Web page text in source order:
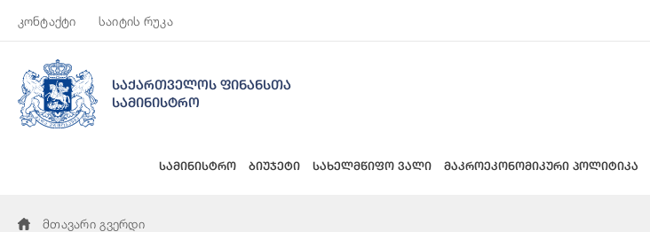
კონტაქტი საიტის რუკა
საქართველოს ფინანსთა
სამინისტრო
სამინისტრო ბიუჯეტი სახელმწიფო ვალი მაკროეკონომიკური პოლიტიკა
მთავარი გვერდი